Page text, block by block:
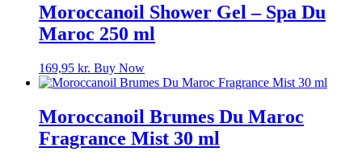
Moroccanoil Shower Gel – Spa Du
Maroc 250 ml
169,95 kr. Buy Now
Moroccanoil Brumes Du Maroc
Fragrance Mist 30 ml